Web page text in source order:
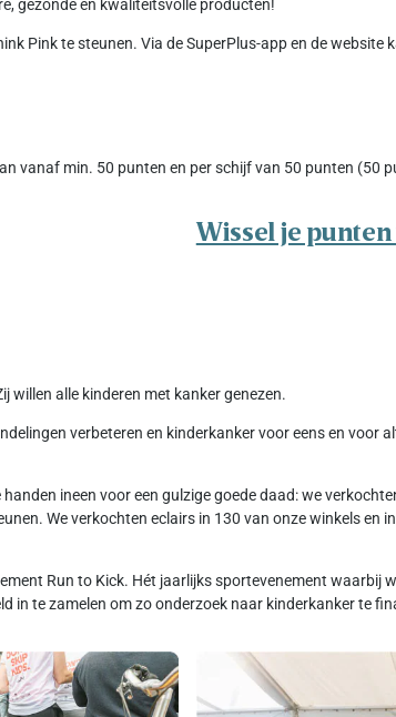
gezonde en kwaliteitsvolle producten!
Pink te steunen. Via de SuperPlus-app en de website
vanaf min. 50 punten en per schijf van 50 punten (50
Wissel je
willen alle kinderen met kanker genezen.
verbeteren en kinderkanker voor eens en voor
ineen voor een gulzige goede daad: we
We verkochten eclairs in 130 van onze winkels en
Run to Kick. Hét jaarlijks sportevenement waarbij
in te zamelen om zo onderzoek naar kinderkanker te